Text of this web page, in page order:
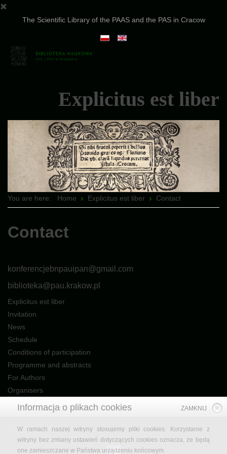
The Scientific Library of the PAAS and the PAS in Cracow
Explicitus est liber
You are here: Home Explicitus est liber Contact
Contact
konferencjebnpauipan@gmail.com
biblioteka@pau.krakow.pl
Explicitus est liber
Invitation
News
Schedule
Conditions of participation
Programme and abstracts
For Authors
Organisers
Contact
Facebook event
ZAMKNIJ
Informacja o plikach cookies
W ramach naszej witryny stosujemy pliki cookies. Korzystanie z
witryny bez zmiany ustawień dotyczących cookies oznacza, że będą
one zamieszczane w Państwa urządzeniu końcowym.